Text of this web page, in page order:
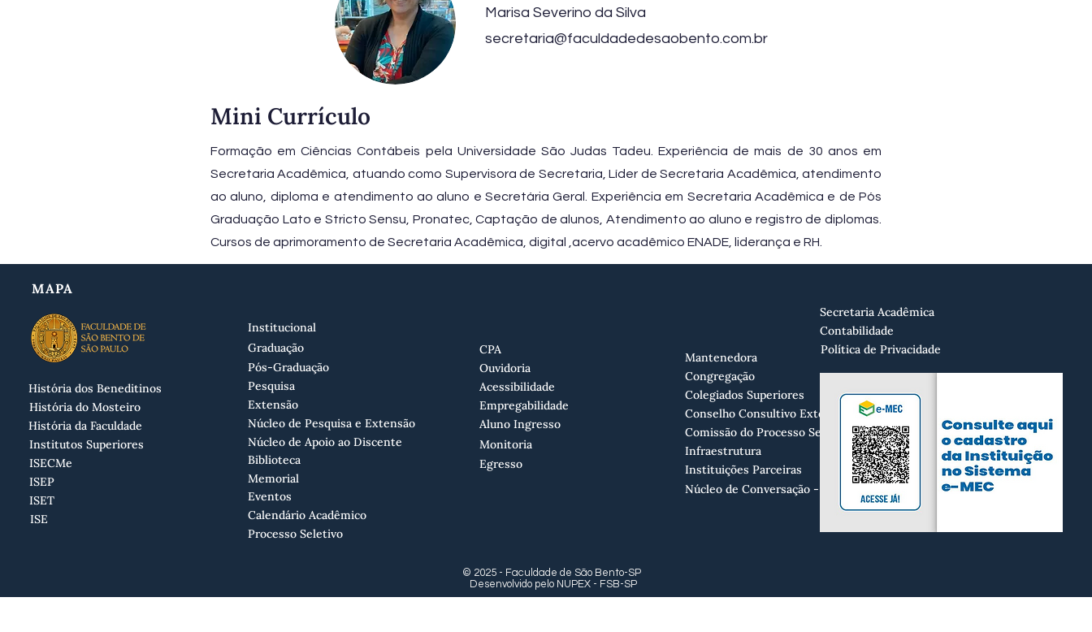
Marisa Severino da Silva
secretaria@faculdadedesaobento.com.br
Mini Currículo
Formação em Ciências Contábeis pela Universidade São Judas Tadeu. Experiência de mais de 30 anos em
Secretaria Acadêmica, atuando como Supervisora de Secretaria, Líder de Secretaria Acadêmica, atendimento
ao aluno, diploma e atendimento ao aluno e Secretária Geral. Experiência em Secretaria Acadêmica e de Pós
Graduação Lato e Stricto Sensu, Pronatec, Captação de alunos, Atendimento ao aluno e registro de diplomas.
Cursos de aprimoramento de Secretaria Acadêmica, digital ,acervo acadêmico ENADE, liderança e RH.
MAPA
História dos Beneditinos
História do Mosteiro
História da Faculdade
Institutos Superiores
ISECMe
ISEP
ISET
ISE
Institucional
Graduação
Pós-Graduação
Pesquisa
Extensão
Núcleo de Pesquisa e Extensão
Núcleo de Apoio ao Discente
Biblioteca
Memorial
Eventos
Calendário Acadêmico
Processo Seletivo
CPA
Ouvidoria
Acessibilidade
Empregabilidade
Aluno Ingresso
Monitoria
Egresso
Mantenedora
Congregação
Colegiados Superiores
Conselho Consultivo Externo
Comissão do Processo Seletivo
Infraestrutura
Instituições Parceiras
Núcleo de Conversação - MSB
Secretaria Acadêmica
Contabilidade
Política de Privacidade
© 2025 - Faculdade de São Bento-SP
Desenvolvido pelo NUPEX - FSB-SP